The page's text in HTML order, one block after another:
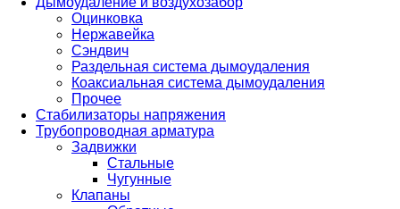
Оцинковка
Нержавейка
Сэндвич
Раздельная система дымоудаления
Коаксиальная система дымоудаления
Прочее
Стабилизаторы напряжения
Трубопроводная арматура
Задвижки
Стальные
Чугунные
Клапаны